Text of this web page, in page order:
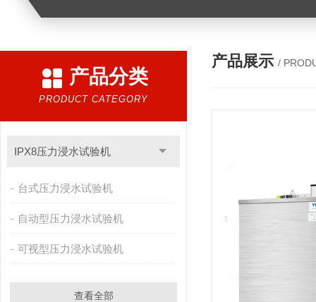
产品分类
PRODUCT CATEGORY
IPX8压力浸水试验机
台式压力浸水试验机
自动型压力浸水试验机
可视型压力浸水试验机
查看全部
产品展示 /